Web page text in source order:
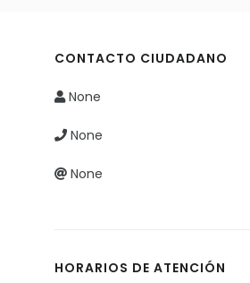
CONTACTO CIUDADANO
None
None
None
HORARIOS DE ATENCIÓN